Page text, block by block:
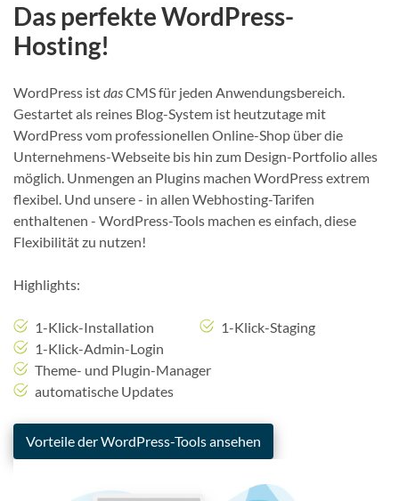
Das perfekte WordPress-
Hosting!
WordPress istdasCMS für jeden Anwendungsbereich.
Gestartet als reines Blog-System ist heutzutage mit
WordPress vom professionellen Online-Shop über die
Unternehmens-Webseite bis hin zum Design-Portfolio alles
möglich. Unmengen an Plugins machen WordPress extrem
flexibel. Und unsere - in allen Webhosting-Tarifen
enthaltenen - WordPress-Tools machen es einfach, diese
Flexibilität zu nutzen!
Highlights:
1-Klick-Installation
1-Klick-Staging
1-Klick-Admin-Login
Theme- und Plugin-Manager
automatische Updates
Vorteile der WordPress-Tools ansehen